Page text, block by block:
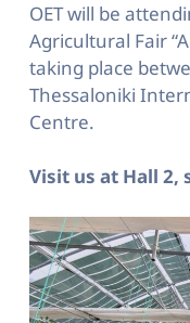
OET will be
Agricultural Fair
taking place
Thessaloniki
Centre.
Visit us at Hall 2,